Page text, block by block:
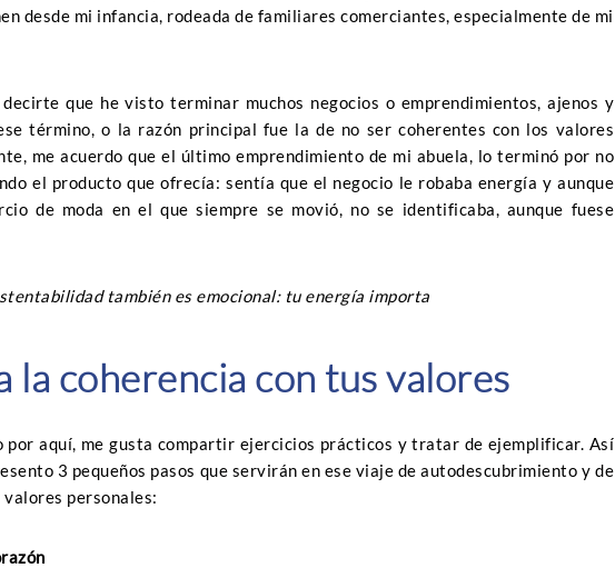
desde mi infancia, rodeada de familiares comerciantes, especialmente de mi
que he visto terminar muchos negocios o emprendimientos, ajenos y
término, o la razón principal fue la de no ser coherentes con los valores
me acuerdo que el último emprendimiento de mi abuela, lo terminó por no
el producto que ofrecía: sentía que el negocio le robaba energía y aunque
de moda en el que siempre se movió, no se identificaba, aunque fuese
también es emocional: tu energía importa
la coherencia con tus valores
por aquí, me gusta compartir ejercicios prácticos y tratar de ejemplificar. Así
3 pequeños pasos que servirán en ese viaje de autodescubrimiento y de
personales: